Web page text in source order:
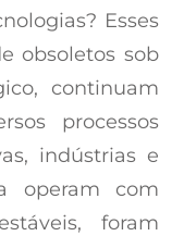
Esses
obsoletos sob
continuam
processos
indústrias e
operam com
foram